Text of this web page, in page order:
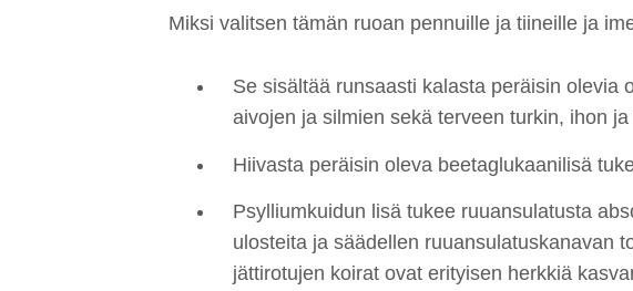
Miksi valitsen tämän ruoan pennuille ja tiineille ja
Se sisältää runsaasti kalasta peräisin olevia
aivojen ja silmien sekä terveen turkin, ihon
Hiivasta peräisin oleva beetaglukaanilisä
Psylliumkuidun lisä tukee ruuansulatusta
ulosteita ja säädellen ruuansulatuskanavan
jättirotujen koirat ovat erityisen herkkiä